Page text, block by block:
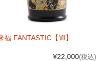
福 FANTASTIC【Ⅶ】
¥22,000(税込)